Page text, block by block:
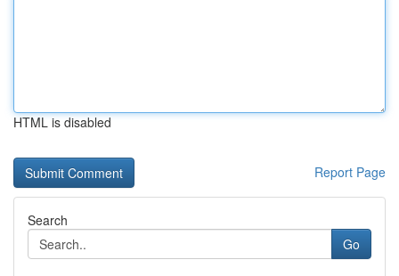
HTML is disabled
Report Page
Search
Go